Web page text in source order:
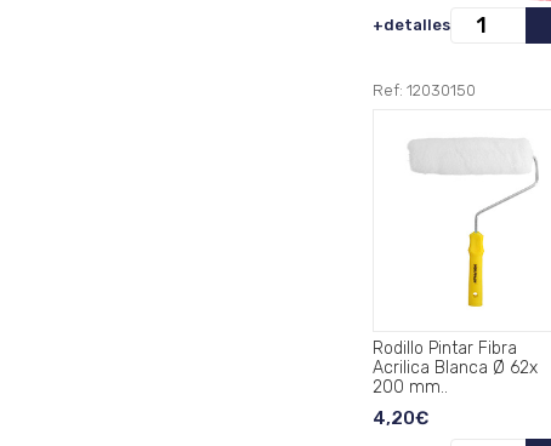
+detalles
Ref: 12030150
Rodillo Pintar Fibra
Acrilica Blanca Ø 62x
200 mm..
4,20€